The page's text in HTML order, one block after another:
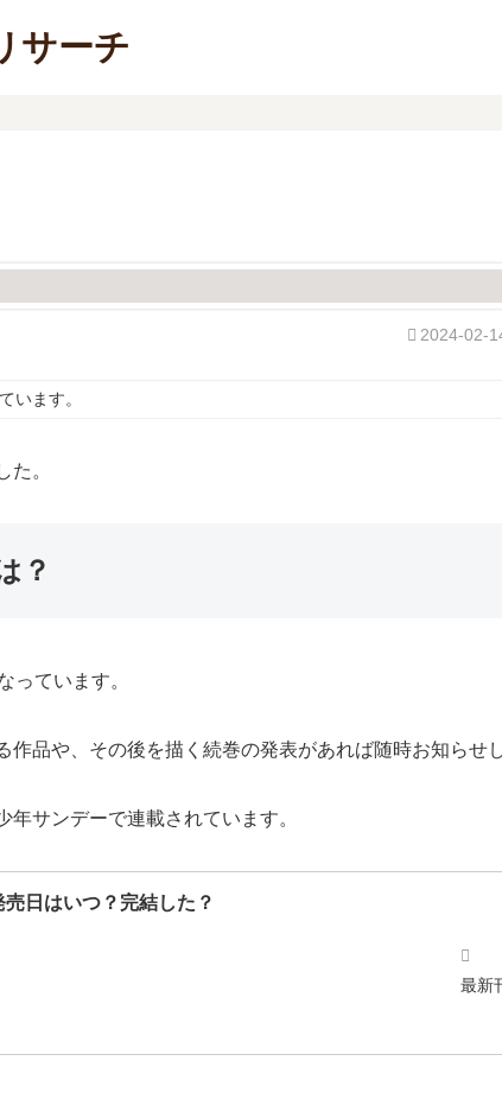
サーチ
2024-02-
います。
。
？
っています。
品や、その後を描く続巻の発表があれば随時お知らせし
サンデーで連載されています。
日はいつ？完結した？
最新